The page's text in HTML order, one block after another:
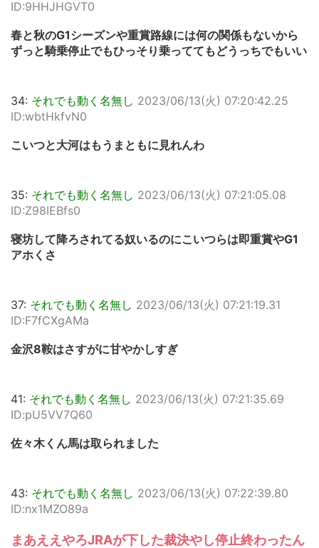
ID:9HHJHGVT0
春と秋のG1シーズンや重賞路線には何の関係もないから
ずっと騎乗停止でもひっそり乗っててもどうっちでもいい
34: それでも動く名無し 2023/06/13(火) 07:20:42.25
ID:wbtHkfvN0
こいつと大河はもうまともに見れんわ
35: それでも動く名無し 2023/06/13(火) 07:21:05.08
ID:Z98IEBfs0
寝坊して降ろされてる奴いるのにこいつらは即重賞やG1
アホくさ
37: それでも動く名無し 2023/06/13(火) 07:21:19.31
ID:F7fCXgAMa
金沢8鞍はさすがに甘やかしすぎ
41: それでも動く名無し 2023/06/13(火) 07:21:35.69
ID:pU5VV7Q60
佐々木くん馬は取られました
43: それでも動く名無し 2023/06/13(火) 07:22:39.80
ID:nx1MZO89a
まあええやろJRAが下した裁決やし停止終わったん